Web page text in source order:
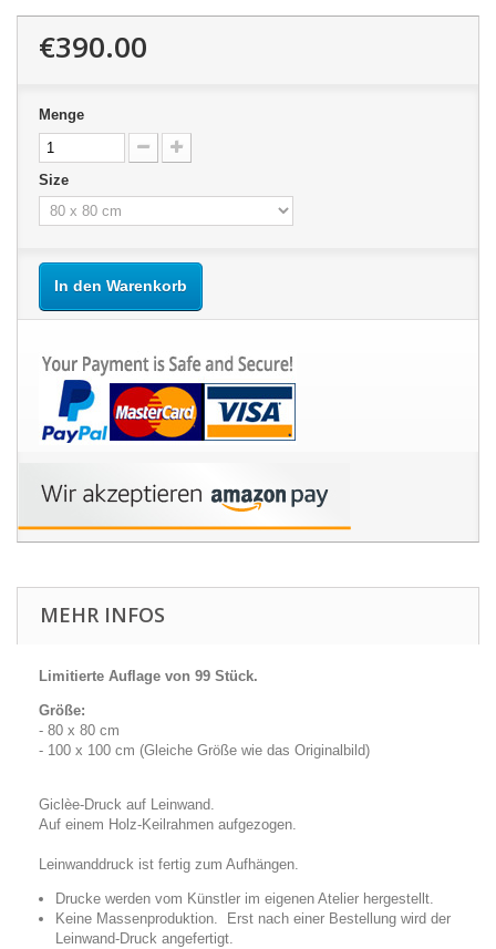
€390.00
Menge
Size
In den Warenkorb
MEHR INFOS
Limitierte Auflage von 99 Stück.
Größe:
- 80 x 80 cm
- 100 x 100 cm (Gleiche Größe wie das Originalbild)
Giclèe-Druck auf Leinwand.
Auf einem Holz-Keilrahmen aufgezogen.
Leinwanddruck ist fertig zum Aufhängen.
Drucke werden vom Künstler im eigenen Atelier hergestellt.
Keine Massenproduktion. Erst nach einer Bestellung wird der
Leinwand-Druck angefertigt.